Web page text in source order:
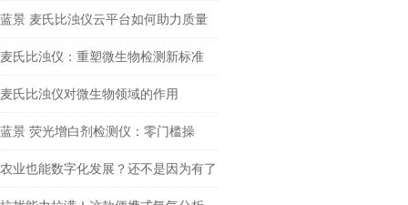
控大屏，零门槛高效作业
蓝景 麦氏比浊仪云平台如何助力质量
管理体系建设？
麦氏比浊仪：重塑微生物检测新标准
麦氏比浊仪对微生物领域的作用
蓝景 荧光增白剂检测仪：零门槛操
作，非专业人员也能精准判别
农业也能数字化发展？还不是因为有了